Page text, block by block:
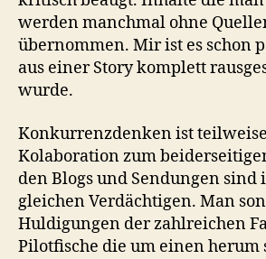
werden manchmal ohne
übernommen. Mir ist es schon
aus einer Story komplett
wurde.
Konkurrenzdenken ist
Kolaboration zum
den Blogs und Sendungen sind
gleichen Verdächtigen. Man
Huldigungen der zahlreichen
Pilotfische die um einen herum